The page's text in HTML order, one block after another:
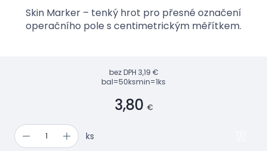
Skin Marker – tenký hrot pro přesné označení
operačního pole s centimetrickým měřítkem.
bez DPH 3,19 €
bal=50ksmin=1ks
3,80 €
ks